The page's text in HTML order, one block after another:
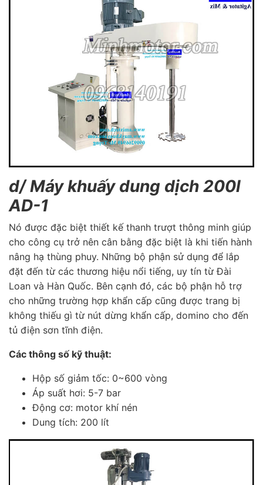
d/ Máy khuấy dung dịch 200l
AD-1
Nó được đặc biệt thiết kế thanh trượt thông minh giúp
cho công cụ trở nên cân bằng đặc biệt là khi tiến hành
nâng hạ thùng phuy. Những bộ phận sử dụng để lắp
đặt đến từ các thương hiệu nổi tiếng, uy tín từ Đài
Loan và Hàn Quốc. Bên cạnh đó, các bộ phận hỗ trợ
cho những trường hợp khẩn cấp cũng được trang bị
không thiếu gì từ nút dừng khẩn cấp, domino cho đến
tủ điện sơn tĩnh điện.
Các thông số kỹ thuật:
Hộp số giảm tốc: 0~600 vòng
Áp suất hơi: 5-7 bar
Động cơ: motor khí nén
Dung tích: 200 lít